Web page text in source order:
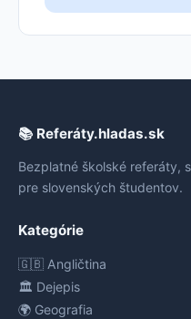
📚 Referáty.hladas.sk
Bezplatné školské referáty,
pre slovenských študentov.
Kategórie
🇬🇧 Angličtina
🏛️ Dejepis
🌍 Geografia